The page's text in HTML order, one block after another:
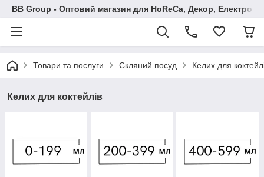
BB Group - Оптовий магазин для HoReCa, Декор,
Товари та послуги Скляний посуд Келих для
Келих для коктейлів